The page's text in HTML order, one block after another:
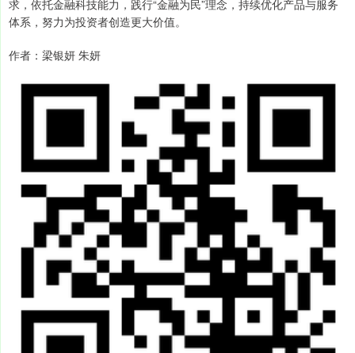
求，依托金融科技能力，践行“金融为民”理念，持续优化产品与服务
体系，努力为投资者创造更大价值。
作者：梁银妍 朱妍